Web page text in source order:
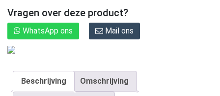
Vragen over deze product?
WhatsApp ons Mail ons
Beschrijving Omschrijving